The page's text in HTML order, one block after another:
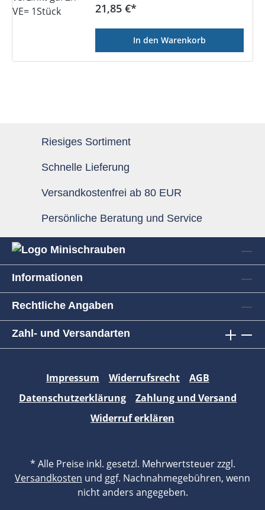
Regulärer Preis:
21,85 €*
In den Warenkorb
Riesiges Sortiment
Schnelle Lieferung
Versandkostenfrei ab 80 EUR
Persönliche Beratung und Service
Informationen
Rechtliche Angaben
Zahl- und Versandarten
Impressum Widerrufsrecht
AGB
Datenschutzerklärung
Zahlung und Versand
Widerruf erklären
* Alle Preise inkl. gesetzl. Mehrwertsteuer zzgl.
Versandkosten und ggf. Nachnahmegebühren, wenn
nicht anders angegeben.